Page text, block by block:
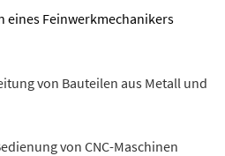
eines Feinwerkmechanikers
von Bauteilen aus Metall und
von CNC-Maschinen